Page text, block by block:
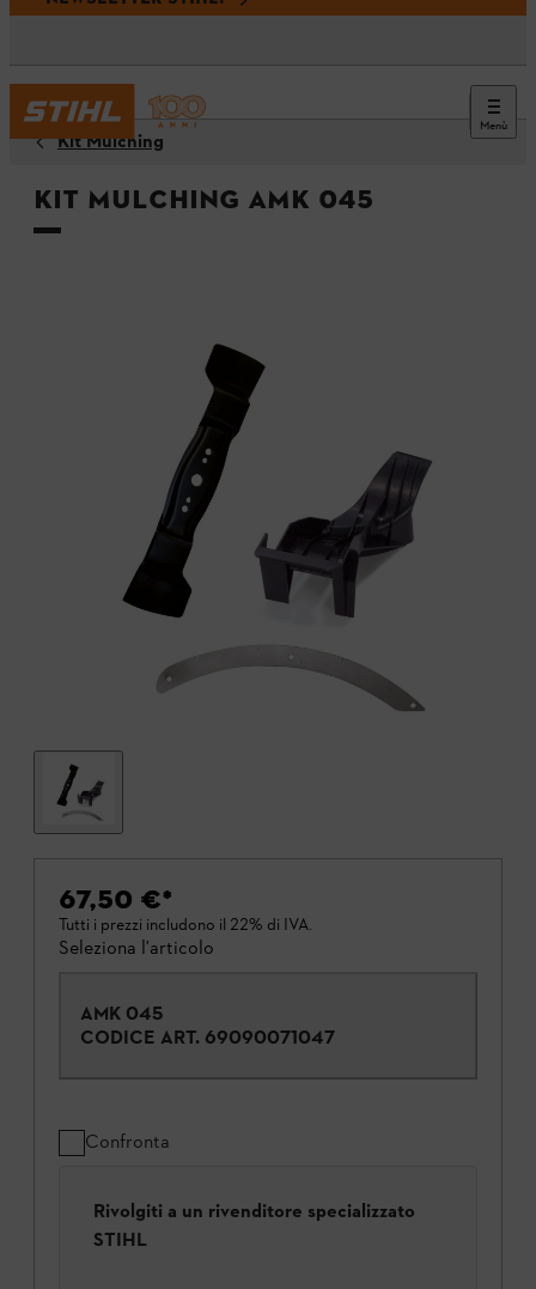
Menù
Kit Mulching
Kit Mulching AMK 045
67,50 €*
Tutti i prezzi includono il 22% di IVA.
Seleziona l'articolo
AMK 045
CODICE ART. 69090071047
Confronta
Rivolgiti a un rivenditore specializzato
STIHL